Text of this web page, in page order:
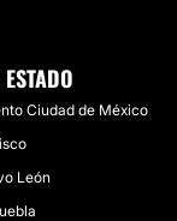
Ciudad de México
León